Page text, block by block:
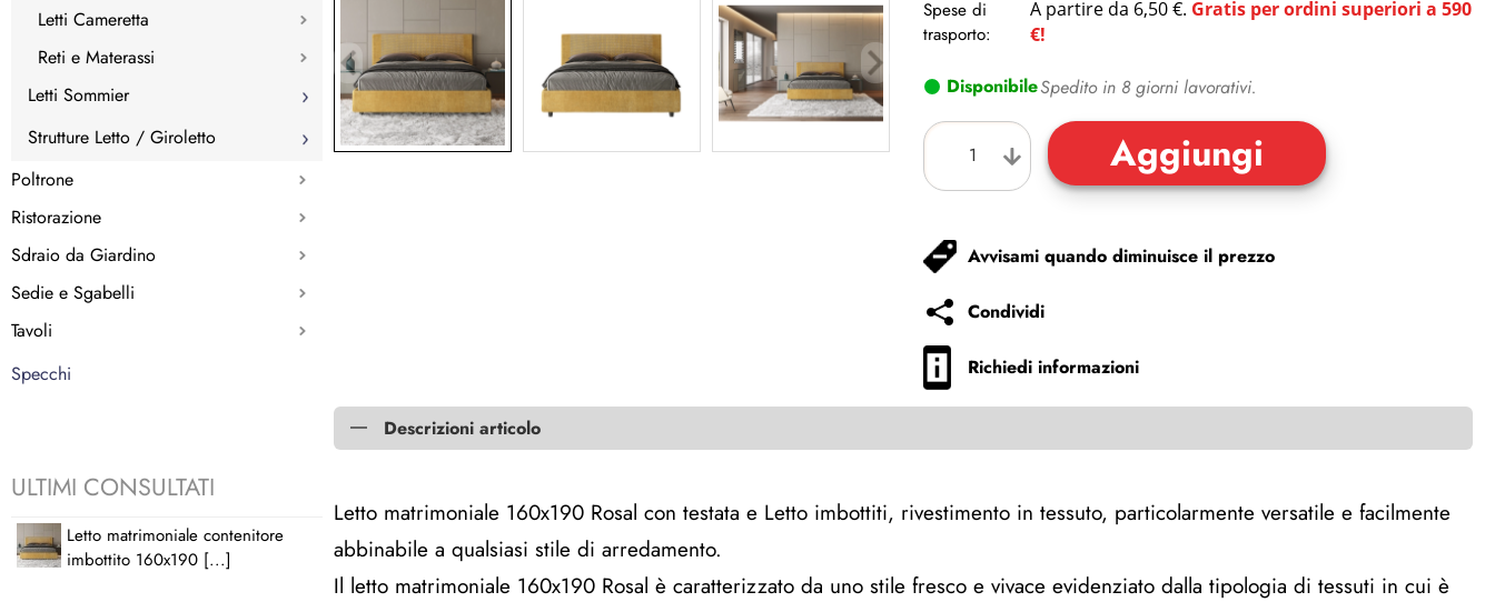
Letti Cameretta
Reti e Materassi
Letti Sommier
Strutture Letto / Giroletto
Poltrone
Ristorazione
Sdraio da Giardino
Sedie e Sgabelli
Tavoli
Specchi
ULTIMI CONSULTATI
Letto matrimoniale contenitore
imbottito 160x190 [...]
Spese di
trasporto:
A partire da 6,50 €. Gratis per ordini superiori a 590
€!
DisponibileSpedito in 8 giorni lavorativi.
Avvisami quando diminuisce il prezzo
Condividi
Richiedi informazioni
Descrizioni articolo
Letto matrimoniale 160x190 Rosal con testata e Letto imbottiti, rivestimento in tessuto, particolarmente versatile e facilmente
abbinabile a qualsiasi stile di arredamento.
Il letto matrimoniale 160x190 Rosal è caratterizzato da uno stile fresco e vivace evidenziato dalla tipologia di tessuti in cui è